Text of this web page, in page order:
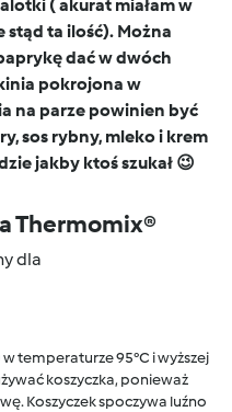
( akurat miałam w
ta ilość). Można
dać w dwóch
pokrojona w
na parze powinien być
sos rybny, mleko i krem
jakby ktoś szukał 😉
Thermomix®
dla
temperaturze 95°C i wyższej
koszyczka, ponieważ
Koszyczek spoczywa luźno